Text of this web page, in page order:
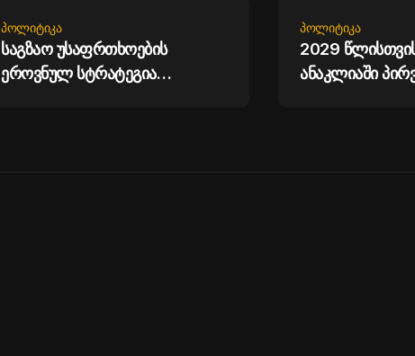
ᲞᲝᲚᲘᲢᲘᲙᲐ
საგზაო უსაფრთხოების
ეროვნულ სტრატეგია
ᲞᲝᲚᲘᲢᲘᲙᲐ
2029
ანაკლიაში